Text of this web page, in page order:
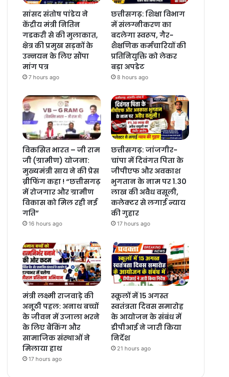
सांसद संतोष पांडेय ने
केंद्रीय मंत्री नितिन
गडकरी से की मुलाकात,
क्षेत्र की प्रमुख सड़कों के
उन्नयन के लिए सौंपा
मांग पत्र
7 hours ago
छत्तीसगढ़: शिक्षा विभाग
में संलग्नीकरण का
बदलेगा स्वरूप, गैर-
शैक्षणिक कर्मचारियों की
प्रतिनियुक्ति को लेकर
बड़ा अपडेट
8 hours ago
विकसित भारत – जी राम
जी (ग्रामीण) योजना:
मुख्यमंत्री साय ने की प्रेस
ब्रीफिंग कहा ! “छत्तीसगढ़
में रोजगार और ग्रामीण
विकास को मिल रही नई
गति”
16 hours ago
छत्तीसगढ़: जांजगीर-
चांपा में दिवंगत पिता के
जीपीएफ और अवकाश
भुगतान के नाम पर 1.30
लाख की अवैध वसूली,
कलेक्टर से लगाई न्याय
की गुहार
17 hours ago
मंत्री लक्ष्मी राजवाड़े की
अनूठी पहल: अनाथ बच्चों
के जीवन में उजाला भरने
के लिए बैंकिंग और
सामाजिक संस्थाओं ने
मिलाया हाथ
17 hours ago
स्कूलों में 15 अगस्त
स्वतंत्रता दिवस समारोह
के आयोजन के संबंध में
डीपीआई ने जारी किया
निर्देश
21 hours ago